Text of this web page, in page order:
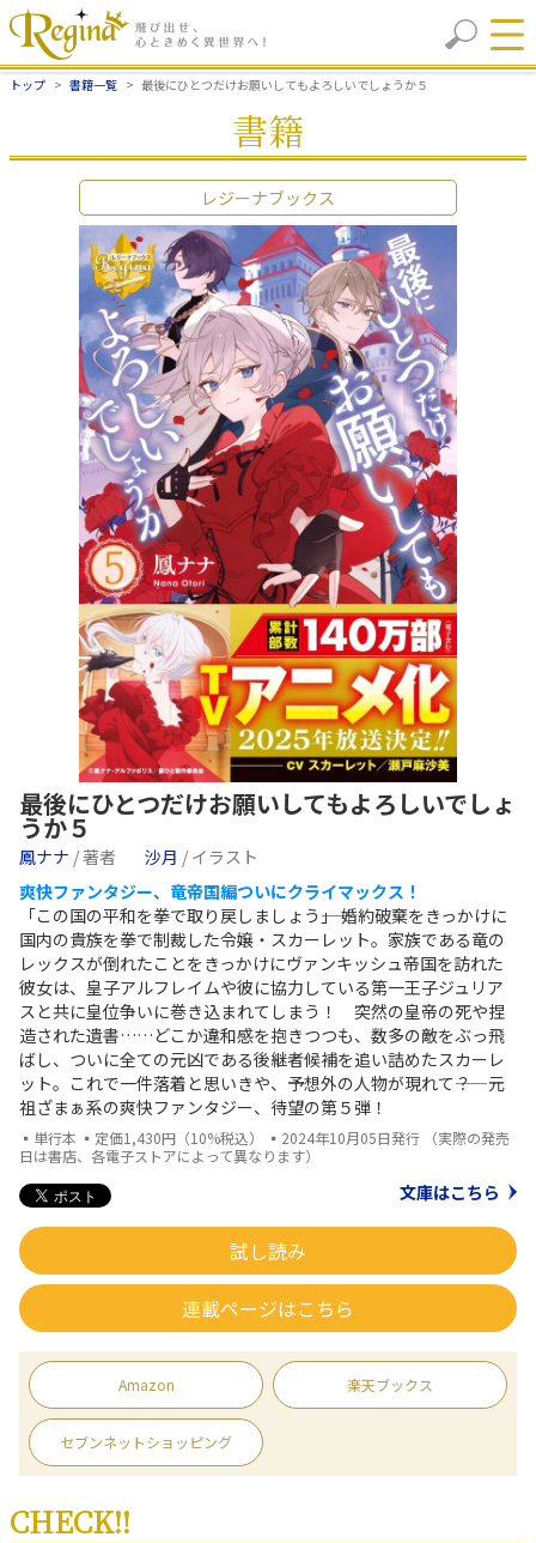
トップ 書籍一覧 最後にひとつだけお願いしてもよろしいでしょうか５
書籍
レジーナブックス
最後にひとつだけお願いしてもよろしいでしょ
うか５
鳳ナナ / 著者 沙月 / イラスト
爽快ファンタジー、竜帝国編ついにクライマックス！
「この国の平和を拳で取り戻しましょう――」 婚約破棄をきっかけに
国内の貴族を拳で制裁した令嬢・スカーレット。家族である竜の
レックスが倒れたことをきっかけにヴァンキッシュ帝国を訪れた
彼女は、皇子アルフレイムや彼に協力している第一王子ジュリア
スと共に皇位争いに巻き込まれてしまう！ 突然の皇帝の死や捏
造された遺書……どこか違和感を抱きつつも、数多の敵をぶっ飛
ばし、ついに全ての元凶である後継者候補を追い詰めたスカーレ
ット。これで一件落着と思いきや、予想外の人物が現れて――？ 元
祖ざまぁ系の爽快ファンタジー、待望の第５弾！
▪単行本 ▪定価1,430円（10%税込） ▪2024年10月05日発行 （実際の発売
日は書店、各電子ストアによって異なります）
文庫はこちら
試し読み
連載ページはこちら
Amazon 楽天ブックス
セブンネットショッピング
CHECK!!